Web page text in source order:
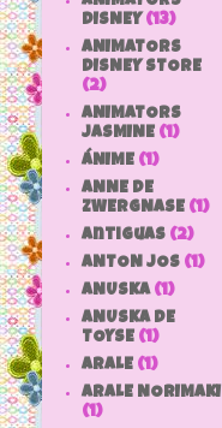
DISNEY (13)
ANIMATORS
DISNEY STORE
(2)
ANIMATORS
JASMINE (1)
ÁNIME (1)
ANNE DE
ZWERGNASE (1)
antiguas (2)
ANTON JOS (1)
ANUSKA (1)
ANUSKA DE
TOYSE (1)
ARALE (1)
ARALE NORIMAKI
(1)